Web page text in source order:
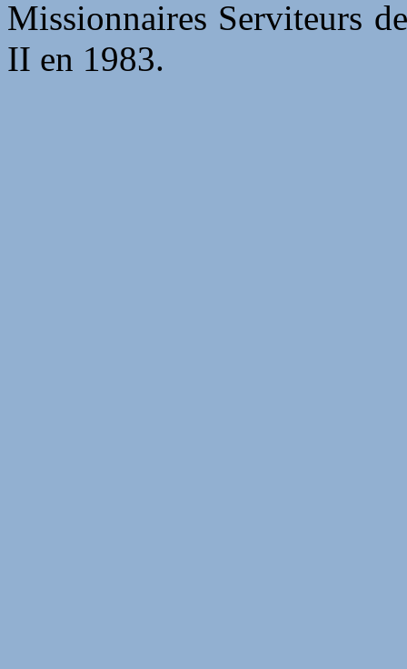
Missionnaires Serviteurs
II en 1983.